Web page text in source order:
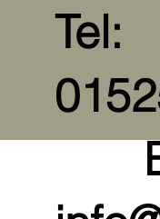
Tel: